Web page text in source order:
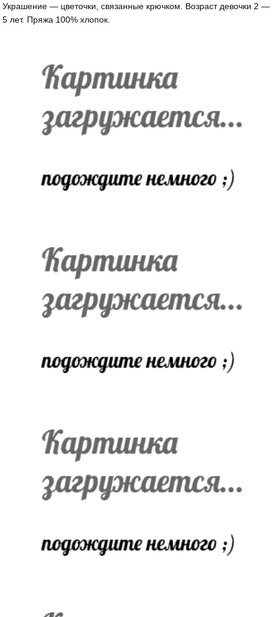
Украшение — цветочки, связанные крючком. Возраст девочки 2 —
5 лет. Пряжа 100% хлопок.